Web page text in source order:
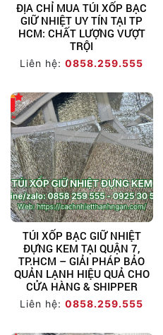
ĐỊA CHỈ MUA TÚI XỐP BẠC
GIỮ NHIỆT UY TÍN TẠI TP
HCM: CHẤT LƯỢNG VƯỢT
TRỘI
Liên hệ:0858.259.555
TÚI XỐP BẠC GIỮ NHIỆT
ĐỰNG KEM TẠI QUẬN 7,
TP.HCM – GIẢI PHÁP BẢO
QUẢN LẠNH HIỆU QUẢ CHO
CỬA HÀNG & SHIPPER
Liên hệ:0858.259.555